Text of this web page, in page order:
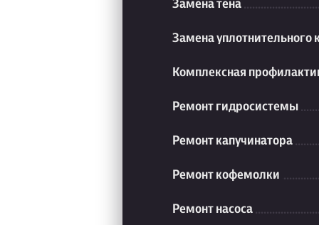
Замена тена
Замена уплотнительного
Комплексная
Ремонт гидросистемы
Ремонт капучинатора
Ремонт кофемолки
Ремонт насоса